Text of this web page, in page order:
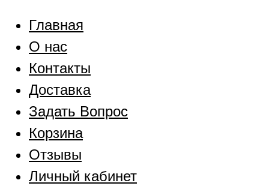
Главная
О нас
Контакты
Доставка
Задать Вопрос
Корзина
Отзывы
Личный кабинет